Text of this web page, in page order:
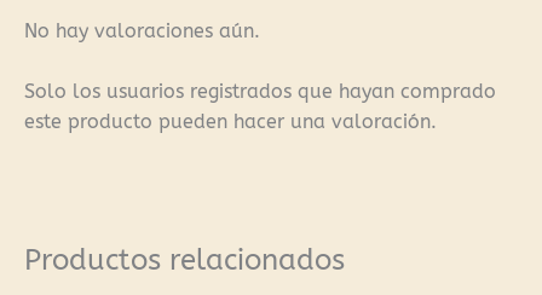
No hay valoraciones aún.
Solo los usuarios registrados que hayan comprado
este producto pueden hacer una valoración.
Productos relacionados